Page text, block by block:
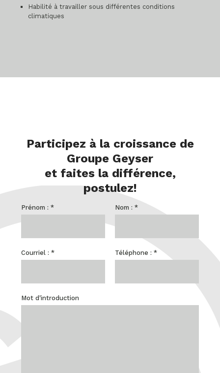
Habilité à travailler sous différentes conditions
climatiques
Participez à la croissance de
Groupe Geyser
et faites la différence,
postulez!
Prénom : * Nom : *
Courriel : * Téléphone : *
Mot d'introduction